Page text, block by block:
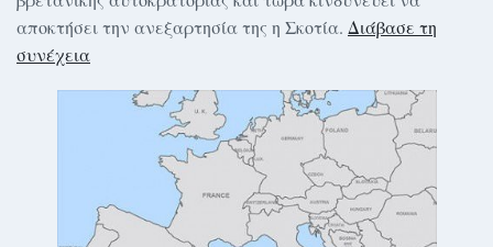
αποκτήσει την ανεξαρτησία της η Σκοτία. Διάβασε τη
συνέχεια